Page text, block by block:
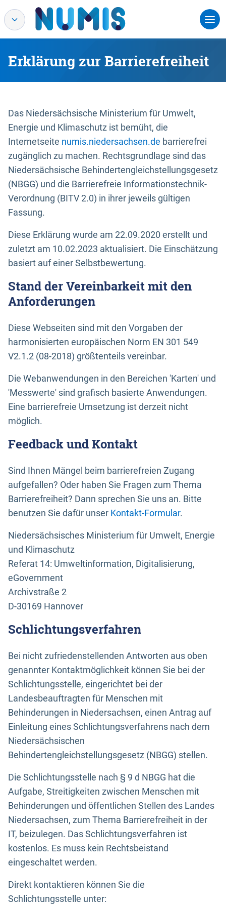
Erklärung zur Barrierefreiheit
Das Niedersächsische Ministerium für Umwelt,
Energie und Klimaschutz ist bemüht, die
Internetseite numis.niedersachsen.de barrierefrei
zugänglich zu machen. Rechtsgrundlage sind das
Niedersächsische Behindertengleichstellungsgesetz
(NBGG) und die Barrierefreie Informationstechnik-
Verordnung (BITV 2.0) in ihrer jeweils gültigen
Fassung.
Diese Erklärung wurde am 22.09.2020 erstellt und
zuletzt am 10.02.2023 aktualisiert. Die Einschätzung
basiert auf einer Selbstbewertung.
Stand der Vereinbarkeit mit den
Anforderungen
Diese Webseiten sind mit den Vorgaben der
harmonisierten europäischen Norm EN 301 549
V2.1.2 (08-2018) größtenteils vereinbar.
Die Webanwendungen in den Bereichen 'Karten' und
'Messwerte' sind grafisch basierte Anwendungen.
Eine barrierefreie Umsetzung ist derzeit nicht
möglich.
Feedback und Kontakt
Sind Ihnen Mängel beim barrierefreien Zugang
aufgefallen? Oder haben Sie Fragen zum Thema
Barrierefreiheit? Dann sprechen Sie uns an. Bitte
benutzen Sie dafür unser Kontakt-Formular.
Niedersächsisches Ministerium für Umwelt, Energie
und Klimaschutz
Referat 14: Umweltinformation, Digitalisierung,
eGovernment
Archivstraße 2
D-30169 Hannover
Schlichtungsverfahren
Bei nicht zufriedenstellenden Antworten aus oben
genannter Kontaktmöglichkeit können Sie bei der
Schlichtungsstelle, eingerichtet bei der
Landesbeauftragten für Menschen mit
Behinderungen in Niedersachsen, einen Antrag auf
Einleitung eines Schlichtungsverfahrens nach dem
Niedersächsischen
Behindertengleichstellungsgesetz (NBGG) stellen.
Die Schlichtungsstelle nach § 9 d NBGG hat die
Aufgabe, Streitigkeiten zwischen Menschen mit
Behinderungen und öffentlichen Stellen des Landes
Niedersachsen, zum Thema Barrierefreiheit in der
IT, beizulegen. Das Schlichtungsverfahren ist
kostenlos. Es muss kein Rechtsbeistand
eingeschaltet werden.
Direkt kontaktieren können Sie die
Schlichtungsstelle unter: